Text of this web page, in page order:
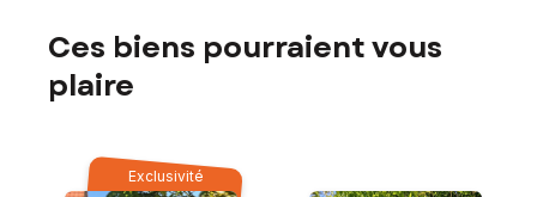
Ces biens pourraient vous
plaire
Exclusivité